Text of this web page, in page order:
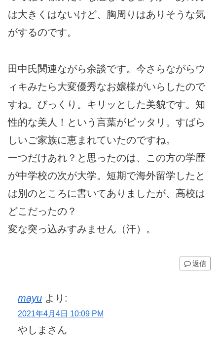
は大きくはないけど、胸周りはありそうな気
がするのです。
田中氏関連ながら余談です。今さらながらウ
ィキみたら大変優秀なお嬢様がいらしたので
すね。びっくり。キリッとした美貌です。知
性的な美人！という言葉がピッタリ。すばら
しいご家族に恵まれていたのですね。
一つだけあれ？と思ったのは、この方の学歴
が中学校の次が大学。短期で海外留学したと
は別のところに書いてありましたが、高校は
どこだったの？
変な突っ込みすみません（汗）。
返信
mayu より:
2021年4月4日 10:09 PM
やしまさん